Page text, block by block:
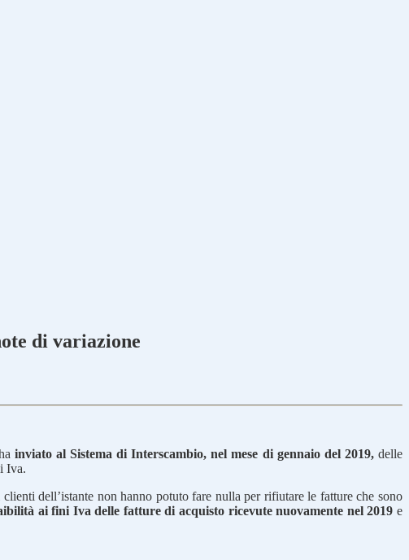
di variazione
inviato al Sistema di Interscambio, nel mese di gennaio del 2019,delle
Iva.
dell’istante non hanno potuto fare nulla per rifiutare le fatture che sono
ai fini Iva delle fatture di acquisto ricevute nuovamente nel 2019 e